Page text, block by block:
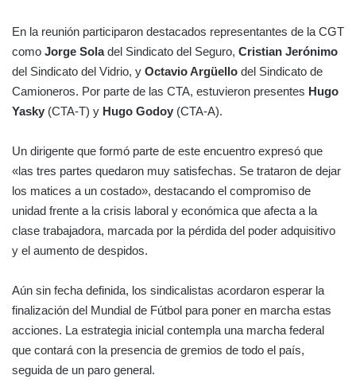
En la reunión participaron destacados representantes de la CGT
como Jorge Soladel Sindicato del Seguro, Cristian Jerónimo
del Sindicato del Vidrio, y Octavio Argüello del Sindicato de
Camioneros. Por parte de las CTA, estuvieron presentes Hugo
Yasky (CTA-T) y Hugo Godoy (CTA-A).
Un dirigente que formó parte de este encuentro expresó que
«las tres partes quedaron muy satisfechas. Se trataron de dejar
los matices a un costado», destacando el compromiso de
unidad frente a la crisis laboral y económica que afecta a la
clase trabajadora, marcada por la pérdida del poder adquisitivo
y el aumento de despidos.
Aún sin fecha definida, los sindicalistas acordaron esperar la
finalización del Mundial de Fútbol para poner en marcha estas
acciones. La estrategia inicial contempla una marcha federal
que contará con la presencia de gremios de todo el país,
seguida de un paro general.